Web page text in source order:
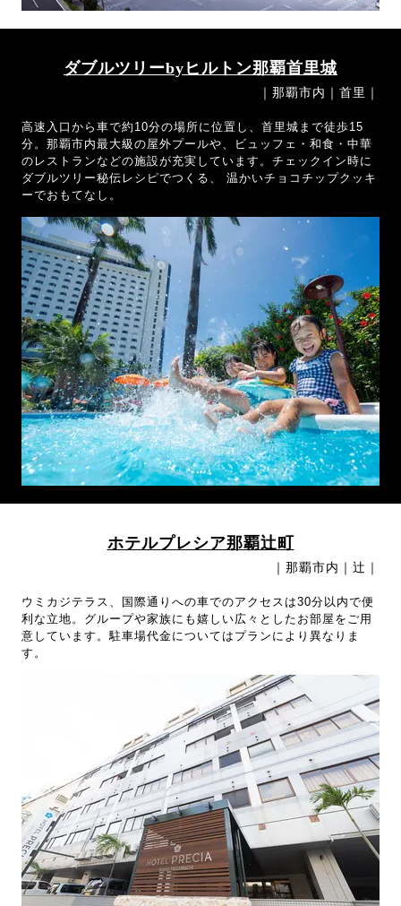
ダブルツリーbyヒルトン那覇首里城
｜那覇市内｜首里｜
高速入口から車で約10分の場所に位置し、首里城まで徒歩15
分。那覇市内最大級の屋外プールや、ビュッフェ・和食・中華
のレストランなどの施設が充実しています。チェックイン時に
ダブルツリー秘伝レシピでつくる、 温かいチョコチップクッキ
ーでおもてなし。
ホテルプレシア那覇辻町
｜那覇市内｜辻｜
ウミカジテラス、国際通りへの車でのアクセスは30分以内で便
利な立地。グループや家族にも嬉しい広々としたお部屋をご用
意しています。駐車場代金についてはプランにより異なりま
す。